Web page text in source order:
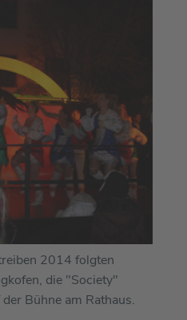
2014 folgten
die "Society"
Bühne am Rathaus.